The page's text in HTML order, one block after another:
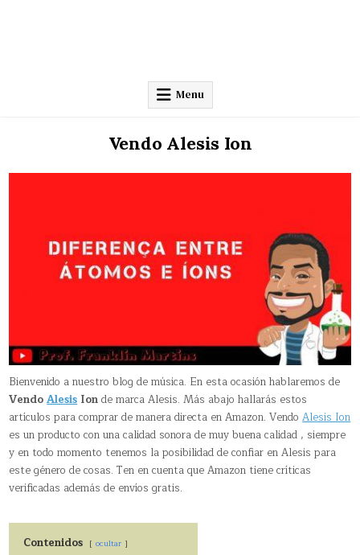
Menu
Vendo Alesis Ion
Bienvenido a nuestro blog de música. En esta ocasión hablaremos de
VendoAlesisIonde marca Alesis. Más abajo hallarás estos
artículos para comprar de manera directa en Amazon. VendoAlesis Ion
es un producto con una calidad sonora de muy buena calidad , siempre
y en todo momento tenemos la posibilidad de confiar en Alesis para
este género de cosas. Ten en cuenta que Amazon tiene críticas
verificadas además de envíos gratis.
Contenidos ocultar